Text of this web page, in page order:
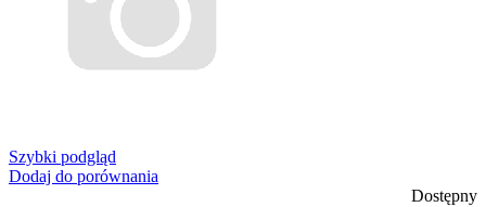
Szybki podgląd
Dodaj do porównania
Dostępny